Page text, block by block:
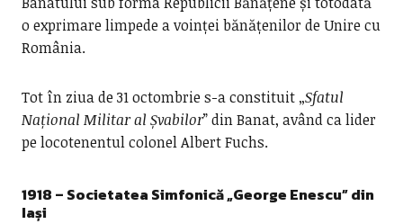
o exprimare limpede a voinței bănățenilor de Unire cu
România.
Tot în ziua de 31 octombrie s-a constituit „Sfatul
Național Militar al Șvabilor” din Banat, având ca lider
pe locotenentul colonel Albert Fuchs.
1918 – Societatea Simfonică „George Enescu” din
Iași